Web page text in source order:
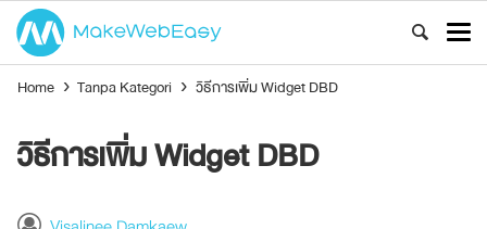
Home › Tanpa Kategori › วิธีการเพิ่ม Widget DBD
วิธีการเพิ่ม Widget DBD